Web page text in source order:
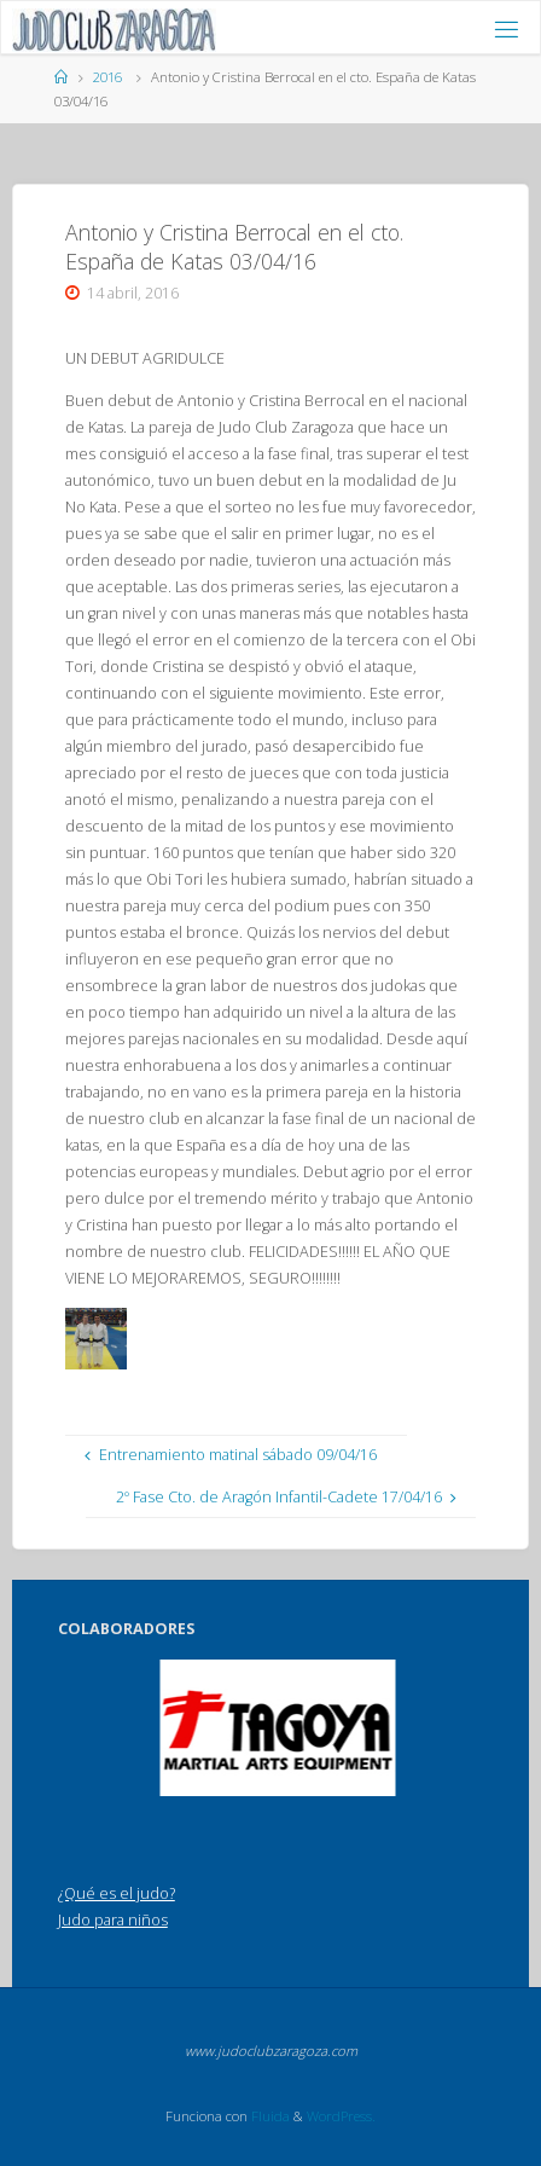
Saltar
contenidoPágina
de
Inicio
2016
Antonio y Cristina Berrocal en el cto. España de Katas
03/04/16
Antonio y Cristina Berrocal en el cto.
España de Katas 03/04/16
14 abril, 2016
UN DEBUT AGRIDULCE
Buen debut de Antonio y Cristina Berrocal en el nacional
de Katas. La pareja de Judo Club Zaragoza que hace un
mes consiguió el acceso a la fase final, tras superar el test
autonómico, tuvo un buen debut en la modalidad de Ju
No Kata. Pese a que el sorteo no les fue muy favorecedor,
pues ya se sabe que el salir en primer lugar, no es el
orden deseado por nadie, tuvieron una actuación más
que aceptable. Las dos primeras series, las ejecutaron a
un gran nivel y con unas maneras más que notables hasta
que llegó el error en el comienzo de la tercera con el Obi
Tori, donde Cristina se despistó y obvió el ataque,
continuando con el siguiente movimiento. Este error,
que para prácticamente todo el mundo, incluso para
algún miembro del jurado, pasó desapercibido fue
apreciado por el resto de jueces que con toda justicia
anotó el mismo, penalizando a nuestra pareja con el
descuento de la mitad de los puntos y ese movimiento
sin puntuar. 160 puntos que tenían que haber sido 320
más lo que Obi Tori les hubiera sumado, habrían situado a
nuestra pareja muy cerca del podium pues con 350
puntos estaba el bronce. Quizás los nervios del debut
influyeron en ese pequeño gran error que no
ensombrece la gran labor de nuestros dos judokas que
en poco tiempo han adquirido un nivel a la altura de las
mejores parejas nacionales en su modalidad. Desde aquí
nuestra enhorabuena a los dos y animarles a continuar
trabajando, no en vano es la primera pareja en la historia
de nuestro club en alcanzar la fase final de un nacional de
katas, en la que España es a día de hoy una de las
potencias europeas y mundiales. Debut agrio por el error
pero dulce por el tremendo mérito y trabajo que Antonio
y Cristina han puesto por llegar a lo más alto portando el
nombre de nuestro club. FELICIDADES!!!!!! EL AÑO QUE
VIENE LO MEJORAREMOS, SEGURO!!!!!!!!
Entrenamiento matinal sábado 09/04/16
2º Fase Cto. de Aragón Infantil-Cadete 17/04/16
COLABORADORES
¿Qué es el judo?
Judo para niños
www.judoclubzaragoza.com
Funciona con Fluida & WordPress.